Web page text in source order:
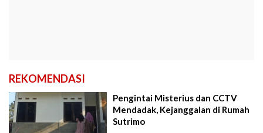
REKOMENDASI
Pengintai Misterius dan CCTV
Mendadak, Kejanggalan di Rumah
Sutrimo